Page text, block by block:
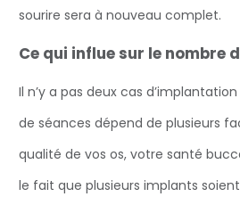
sourire sera à nouveau complet.
Ce qui influe sur le nombre
Il n’y a pas deux cas
de séances dépend de plusieurs
qualité de vos os, votre santé
le fait que plusieurs implants